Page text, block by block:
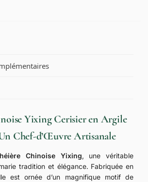
Yixing Cerisier en Argile
Chef-d’Œuvre Artisanale
Chinoise Yixing, une véritable
tradition et élégance. Fabriquée en
est ornée d’un magnifique motif de